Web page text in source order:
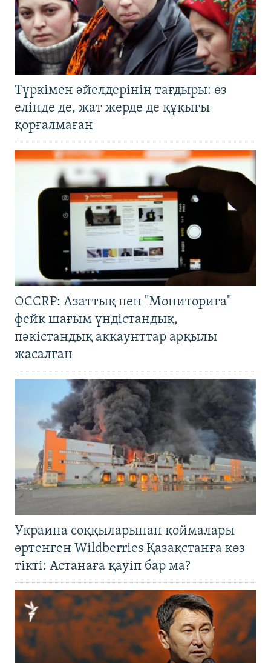
Түркімен әйелдерінің тағдыры: өз
елінде де, жат жерде де құқығы
қорғалмаған
OCCRP: Азаттық пен "Мониториға"
фейк шағым үндістандық,
пәкістандық аккаунттар арқылы
жасалған
Украина соққыларынан қоймалары
өртенген Wildberries Қазақстанға көз
тікті: Астанаға қауіп бар ма?